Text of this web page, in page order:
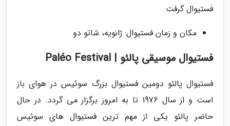
فستیوال گرفت.
مکان و زمان فستیوال: ژانویه، شاتو دو
فستیوال موسیقی پالئو | Paléo Festival
فستیوال پالئو دومین فستیوال بزرگ سوئیس در هوای باز
است و از سال 1976 تا به امروز برگزار می گردد. در حال
حاضر پالئو یکی از مهم ترین فستیوال های سوئیس